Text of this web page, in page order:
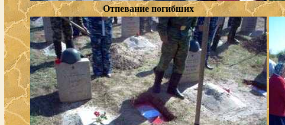
Отпевание погибших